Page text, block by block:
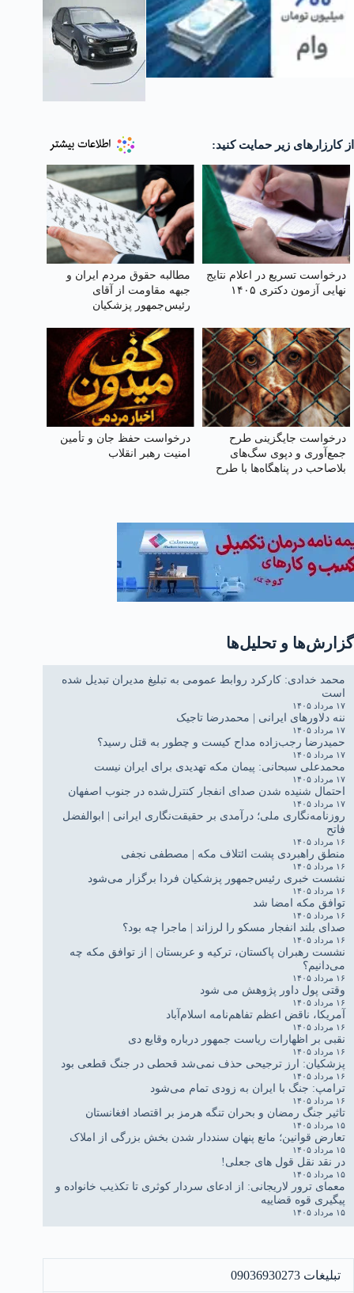
از کارزارهای زیر حمایت کنید:
درخواست تسریع در اعلام نتایج
نهایی آزمون دکتری ۱۴۰۵
مطالبه حقوق مردم ایران و
جبهه مقاومت از آقای
رئیس‌جمهور پزشکیان
درخواست جایگزینی طرح
جمع‌آوری و دپوی سگ‌های
بلاصاحب در پناهگاه‌ها با طرح
درخواست حفظ جان و تأمین
امنیت رهبر انقلاب
گزارش‌ها و تحلیل‌ها
محمد خدادی: کارکرد روابط عمومی به تبلیغ مدیران تبدیل شده
است
۱۷ مرداد ۱۴۰۵
ننه دلاورهای ایرانی | محمدرضا تاجیک
۱۷ مرداد ۱۴۰۵
حمیدرضا رجب‌زاده مداح کیست و چطور به قتل رسید؟
۱۷ مرداد ۱۴۰۵
محمدعلی سبحانی: پیمان مکه تهدیدی برای ایران نیست
۱۷ مرداد ۱۴۰۵
احتمال شنیده شدن صدای انفجار کنترل‌شده در جنوب اصفهان
۱۷ مرداد ۱۴۰۵
روزنامه‌نگاری ملی؛ درآمدی بر حقیقت‌نگاری ایرانی | ابوالفضل
فاتح
۱۶ مرداد ۱۴۰۵
منطق راهبردی پشت ائتلاف مکه | مصطفی نجفی
۱۶ مرداد ۱۴۰۵
نشست خبری رئیس‌جمهور پزشکیان فردا برگزار می‌شود
۱۶ مرداد ۱۴۰۵
توافق مکه امضا شد
۱۶ مرداد ۱۴۰۵
صدای بلند انفجار مسکو را لرزاند | ماجرا چه بود؟
۱۶ مرداد ۱۴۰۵
نشست رهبران پاکستان، ترکیه و عربستان | از توافق مکه چه
می‌دانیم؟
۱۶ مرداد ۱۴۰۵
وقتی پول داور پژوهش می شود
۱۶ مرداد ۱۴۰۵
آمریکا، ناقض اعظم تفاهم‌نامه اسلام‌آباد
۱۶ مرداد ۱۴۰۵
نقبی بر اظهارات ریاست جمهور درباره وقایع دی
۱۶ مرداد ۱۴۰۵
پزشکیان: ارز ترجیحی حذف نمی‌شد قحطی در جنگ قطعی بود
۱۶ مرداد ۱۴۰۵
ترامپ: جنگ با ایران به زودی تمام می‌شود
۱۶ مرداد ۱۴۰۵
تاثیر جنگ رمضان و بحران تنگه هرمز بر اقتصاد افغانستان
۱۵ مرداد ۱۴۰۵
تعارض قوانین؛ مانع پنهان سنددار شدن بخش بزرگی از املاک
۱۵ مرداد ۱۴۰۵
در نقد نقل قول های جعلی!
۱۵ مرداد ۱۴۰۵
معمای ترور لاریجانی: از ادعای سردار کوثری تا تکذیب خانواده و
پیگیری قوه قضاییه
۱۵ مرداد ۱۴۰۵
تبلیغات 09036930273